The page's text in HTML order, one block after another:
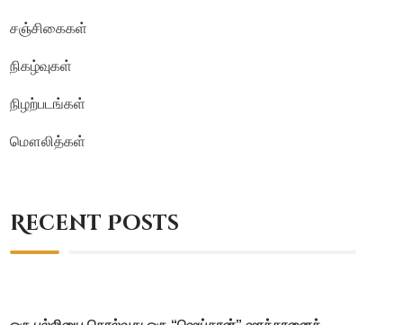
சஞ்சிகைகள்
நிகழ்வுகள்
நிழற்படங்கள்
மௌலித்கள்
Recent Posts